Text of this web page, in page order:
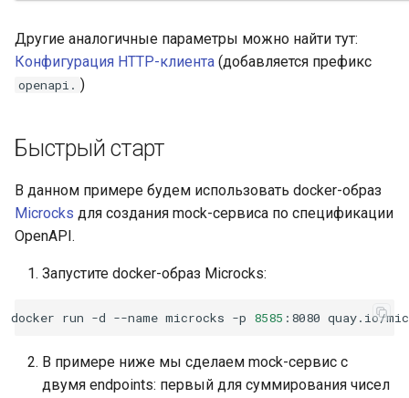
Другие аналогичные параметры можно найти тут:
Конфигурация HTTP-клиента (добавляется префикс
openapi. )
Быстрый старт
В данном примере будем использовать docker-образ
Microcks для создания mock-сервиса по спецификации
OpenAPI.
Запустите docker-образ Microcks:
docker run -d --name microcks -p 8585 :8080
В примере ниже мы сделаем mock-сервис с
двумя endpoints: первый для суммирования чисел